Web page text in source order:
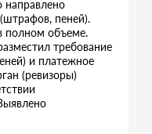
пеней).
полном объеме.
требование
и платежное
(ревизоры)